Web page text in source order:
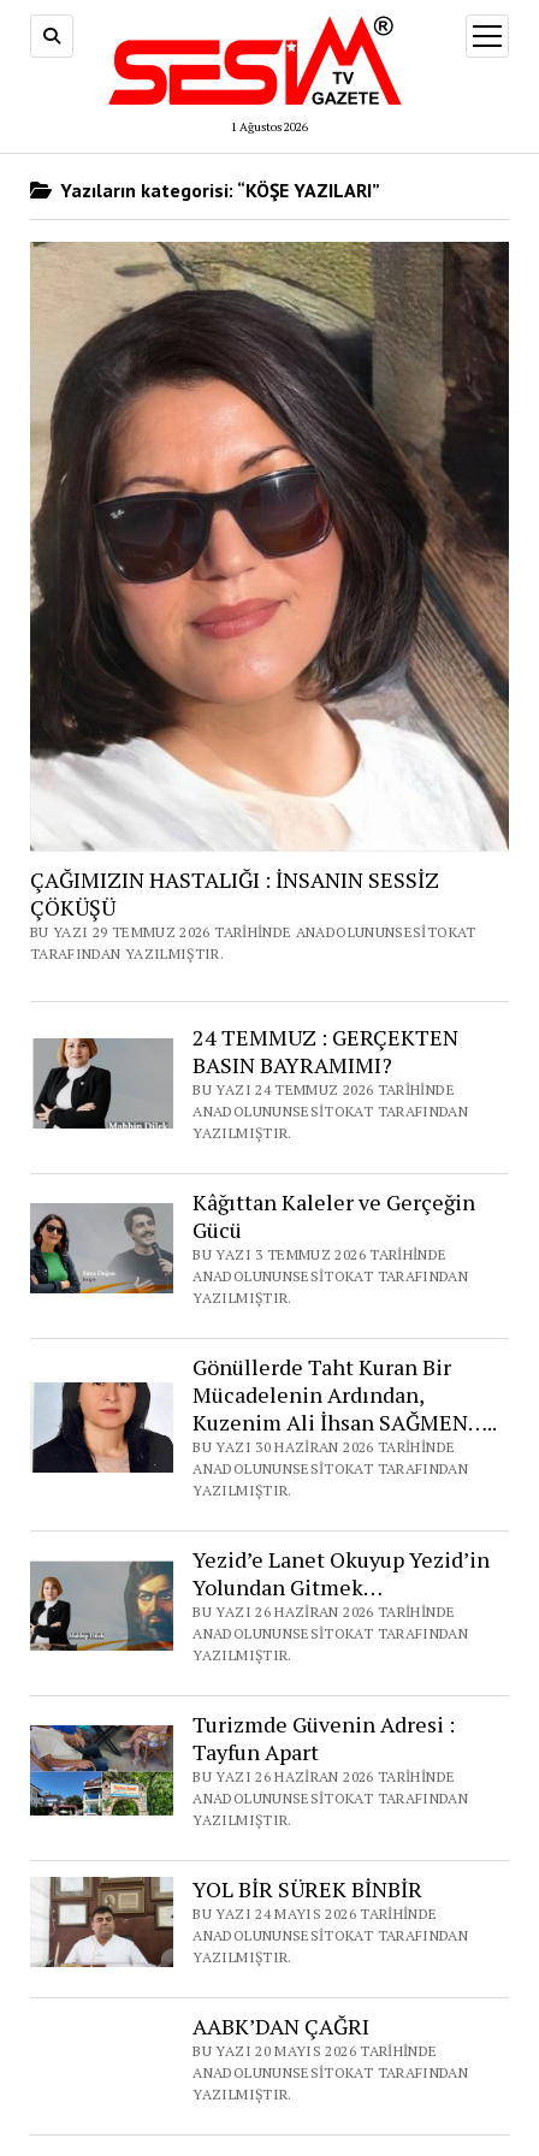
1 Ağustos 2026
aç
Yazıların kategorisi: “KÖŞE YAZILARI”
ÇAĞIMIZIN HASTALIĞI : İNSANIN SESSİZ
ÇÖKÜŞÜ
BU YAZI 29 TEMMUZ 2026 TARIHINDE ANADOLUNUNSESITOKAT
TARAFINDAN YAZILMIŞTIR.
24 TEMMUZ : GERÇEKTEN
BASIN BAYRAMIMI?
BU YAZI 24 TEMMUZ 2026 TARIHINDE
ANADOLUNUNSESITOKAT TARAFINDAN
YAZILMIŞTIR.
Kâğıttan Kaleler ve Gerçeğin
Gücü
BU YAZI 3 TEMMUZ 2026 TARIHINDE
ANADOLUNUNSESITOKAT TARAFINDAN
YAZILMIŞTIR.
Gönüllerde Taht Kuran Bir
Mücadelenin Ardından,
Kuzenim Ali İhsan SAĞMEN…..
BU YAZI 30 HAZIRAN 2026 TARIHINDE
ANADOLUNUNSESITOKAT TARAFINDAN
YAZILMIŞTIR.
Yezid’e Lanet Okuyup Yezid’in
Yolundan Gitmek…
BU YAZI 26 HAZIRAN 2026 TARIHINDE
ANADOLUNUNSESITOKAT TARAFINDAN
YAZILMIŞTIR.
Turizmde Güvenin Adresi :
Tayfun Apart
BU YAZI 26 HAZIRAN 2026 TARIHINDE
ANADOLUNUNSESITOKAT TARAFINDAN
YAZILMIŞTIR.
YOL BİR SÜREK BİNBİR
BU YAZI 24 MAYIS 2026 TARIHINDE
ANADOLUNUNSESITOKAT TARAFINDAN
YAZILMIŞTIR.
AABK’DAN ÇAĞRI
BU YAZI 20 MAYIS 2026 TARIHINDE
ANADOLUNUNSESITOKAT TARAFINDAN
YAZILMIŞTIR.